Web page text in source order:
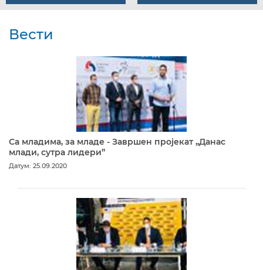
Вести
Са младима, за младе - Завршен пројекат „Данас
млади, сутра лидери”
Датум: 25.09.2020